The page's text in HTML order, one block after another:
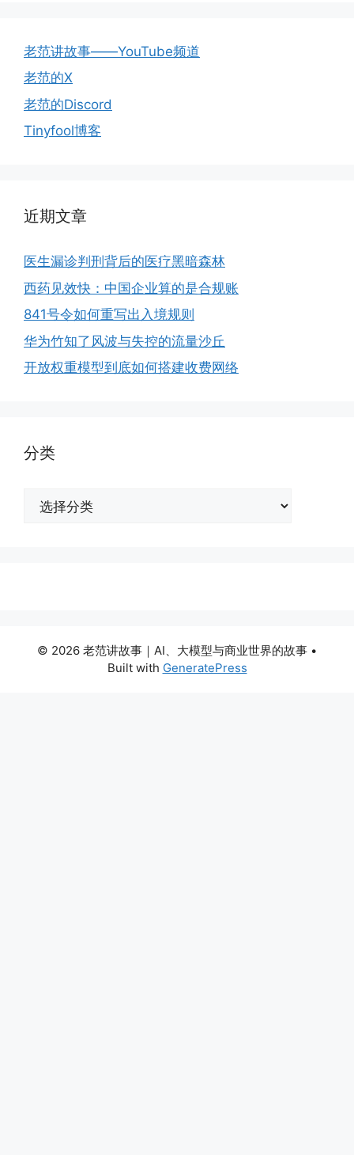
老范讲故事——YouTube频道
老范的X
老范的Discord
Tinyfool博客
近期文章
医生漏诊判刑背后的医疗黑暗森林
西药见效快：中国企业算的是合规账
841号令如何重写出入境规则
华为竹知了风波与失控的流量沙丘
开放权重模型到底如何搭建收费网络
分类
© 2026 老范讲故事｜AI、大模型与商业世界的故事 •
Built with GeneratePress